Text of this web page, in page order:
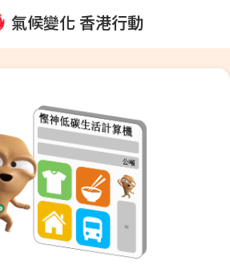
氣候變化 香港行動
×